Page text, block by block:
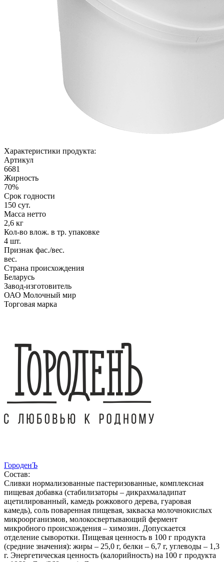
Характеристики продукта:
Артикул
6681
Жирность
70%
Срок годности
150 сут.
Масса нетто
2,6 кг
Кол-во влож. в тр. упаковке
4 шт.
Признак фас./вес.
вес.
Страна происхождения
Беларусь
Завод-изготовитель
ОАО Молочный мир
Торговая марка
ГороденЪ
Состав:
Сливки нормализованные пастеризованные, комплексная
пищевая добавка (стабилизаторы – дикрахмаладипат
ацетилированный, камедь рожкового дерева, гуаровая
камедь), соль поваренная пищевая, закваска молочнокислых
микроорганизмов, молокосвертывающий фермент
микробного происхождения – химозин. Допускается
отделение сыворотки. Пищевая ценность в 100 г продукта
(средние значения): жиры – 25,0 г, белки – 6,7 г, углеводы – 1,3
г. Энергетическая ценность (калорийность) на 100 г продукта